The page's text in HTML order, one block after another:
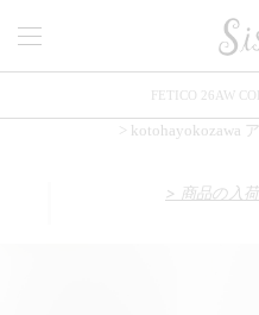
FETICO 26AW
メルマガ会員登録で
Sister(渋谷区松
> kotohayokozawa
> 商品の入